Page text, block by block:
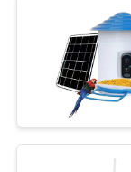
ΠΟΛΙΤΙΚΉ